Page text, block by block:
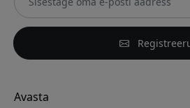
Avasta